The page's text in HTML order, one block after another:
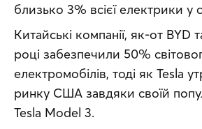
близько 3% всієї електрики у
Китайські компанії, як-от BYD
році забезпечили 50%
електромобілів, тоді як Tesla
ринку США завдяки своїй
Tesla Model 3.